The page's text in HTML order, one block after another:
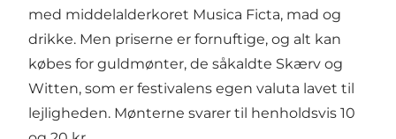
med middelalderkoret Musica Ficta, mad og
drikke. Men priserne er fornuftige, og alt kan
købes for guldmønter, de såkaldte Skærv og
Witten, som er festivalens egen valuta lavet til
lejligheden. Mønterne svarer til henholdsvis 10